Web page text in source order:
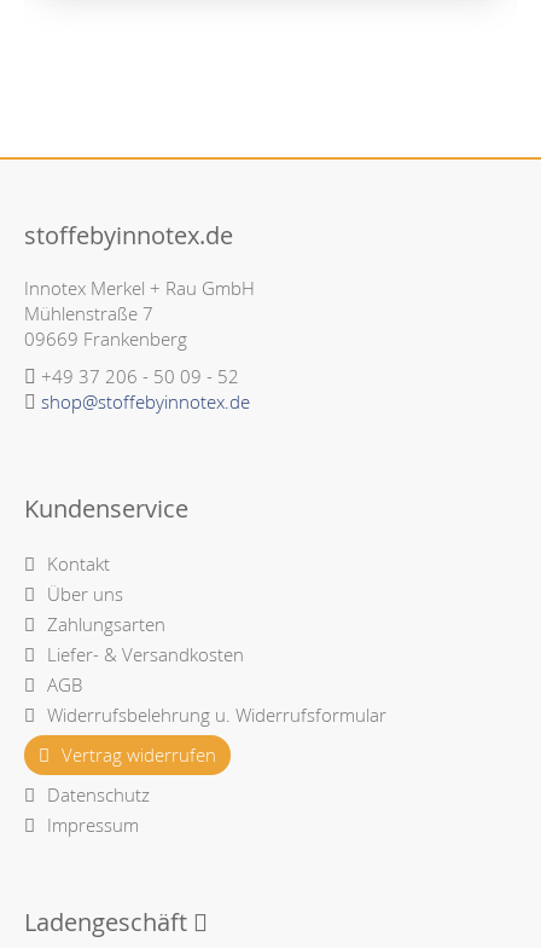
stoffebyinnotex.de
Innotex Merkel + Rau GmbH
Mühlenstraße 7
09669 Frankenberg
+49 37 206 - 50 09 - 52
shop@stoffebyinnotex.de
Kundenservice
Kontakt
Über uns
Zahlungsarten
Liefer- & Versandkosten
AGB
Widerrufsbelehrung u. Widerrufsformular
Vertrag widerrufen
Datenschutz
Impressum
Ladengeschäft